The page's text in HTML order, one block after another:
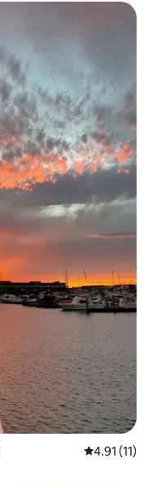
Rating
4.91 (11)